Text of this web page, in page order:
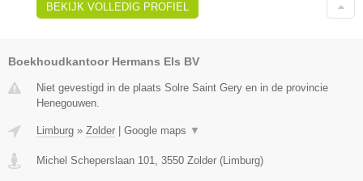
BEKIJK VOLLEDIG PROFIEL
Boekhoudkantoor Hermans Els BV
Niet gevestigd in de plaats Solre Saint Gery en in de provincie
Henegouwen.
Limburg » Zolder Google maps ▼
Michel Scheperslaan 101, 3550 Zolder (Limburg)